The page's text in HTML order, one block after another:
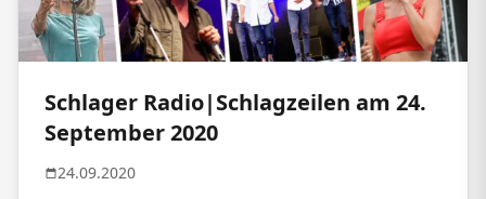
Schlager Radio|Schlagzeilen am 24.
September 2020
24.09.2020